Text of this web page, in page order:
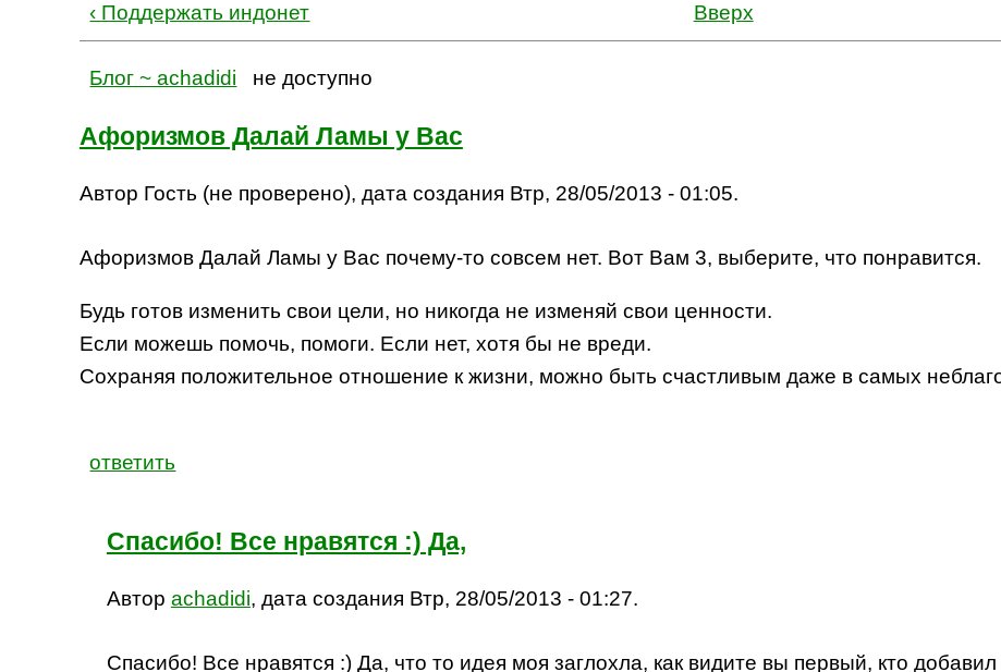
‹ Поддержать индонет
Вверх
Блог ~ achadidi не доступно
Афоризмов Далай Ламы у Вас
Автор Гость (не проверено), дата создания Втр, 28/05/2013 - 01:05.
Афоризмов Далай Ламы у Вас почему-то совсем нет. Вот Вам 3, выберите, что понравится.
Будь готов изменить свои цели, но никогда не изменяй свои ценности.
Если можешь помочь, помоги. Если нет, хотя бы не вреди.
Сохраняя положительное отношение к жизни, можно быть счастливым даже в самых
ответить
Спасибо! Все нравятся :) Да,
Автор achadidi, дата создания Втр, 28/05/2013 - 01:27.
Спасибо! Все нравятся :) Да, что то идея моя заглохла, как видите вы первый, кто добавил